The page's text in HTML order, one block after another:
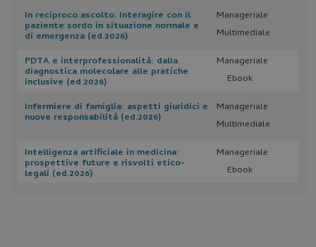
In reciproco ascolto. Interagire con il
paziente sordo in situazione normale e
di emergenza (ed.2026)
Manageriale
Multimediale
PDTA e interprofessionalità: dalla
diagnostica molecolare alle pratiche
inclusive (ed.2026)
Manageriale
Ebook
Infermiere di famiglia: aspetti giuridici e
nuove responsabilità (ed.2026)
Manageriale
Multimediale
Intelligenza artificiale in medicina:
prospettive future e risvolti etico-
legali (ed.2026)
Manageriale
Ebook
Necessari Statistici
Marketing
Preferenze
I cookie necessari contribuiscono a rendere fruibile il
sito web abilitandone funzionalità di base quali la
navigazione sulle pagine e l'accesso alle aree
funzionare correttamente senza questi cookie.
__cf_bm
Cloudflare Inc.